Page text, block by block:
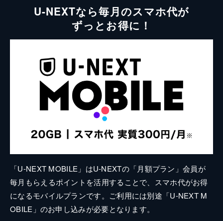
U-NEXTなら毎月のスマホ代が
ずっとお得に！
「U-NEXT MOBILE」はU-NEXTの「月額プラン」会員が
毎月もらえるポイントを活用することで、スマホ代がお得
になるモバイルプランです。ご利用には別途「U-NEXT M
OBILE」のお申し込みが必要となります。